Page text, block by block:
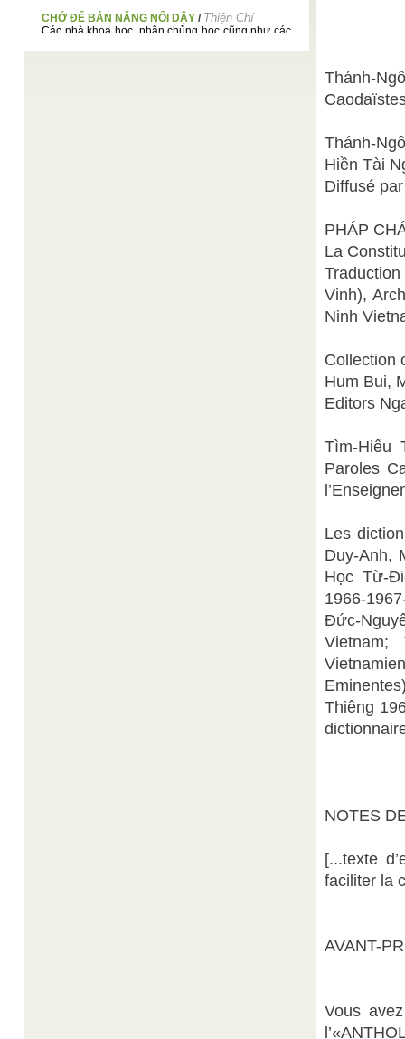
CHỚ ĐỂ BẢN NĂNG NỔI DẬY / Thiện Chí
Các nhà khoa học, nhân chủng học cũng như các
Thánh-
Thánh-
Hiền Tài
Diffusé
PHÁP
La
Vinh),
Ninh
Collection
Hum Bui,
Editors
Tìm-Hiểu
Paroles
Les
Duy-Anh,
Học Từ-
1966-
Đức-
Vietnam;
Thiêng
NOTES
[...texte
faciliter la
AVANT-
Vous